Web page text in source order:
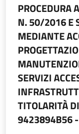
PROCEDURA
N. 50/2016 E
MEDIANTE
SERVIZI
TITOLARITÀ
9423894B56